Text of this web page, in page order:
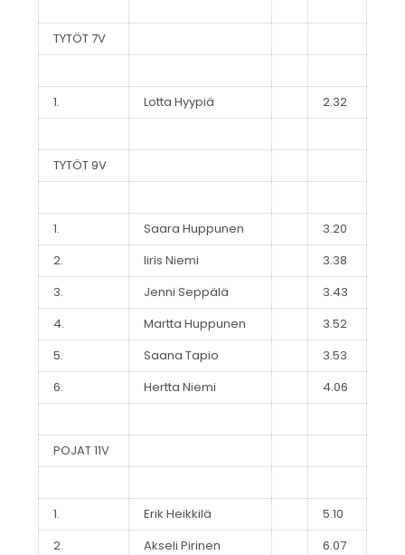
TYTÖT 7V
1. Lotta Hyypiä 2.32
TYTÖT 9V
1. Saara Huppunen
3.20
2.
Iiris Niemi
3.38
3.
Jenni Seppälä
3.43
4.
Martta Huppunen
3.52
5.
Saana Tapio
3.53
6.
Hertta Niemi 4.06
POJAT 11V
1. Erik Heikkilä
5.10
2.
Akseli Pirinen 6.07